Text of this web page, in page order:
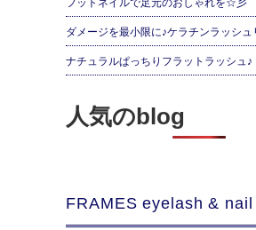
フットネイルで足元のおしゃれを☆彡
ダメージを最小限に♪ケラチンラッシュ
ナチュラルぱっちりフラットラッシュ♪
人気のblog
FRAMES eyelash & nail